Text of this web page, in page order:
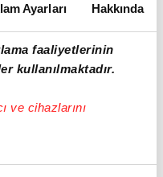
Ayarları Hakkında
faaliyetlerinin
kullanılmaktadır.
ve cihazlarını
sizlere özel
Kart 0